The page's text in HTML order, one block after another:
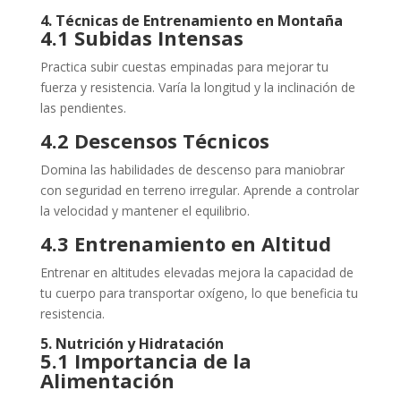
4. Técnicas de Entrenamiento en Montaña
4.1 Subidas Intensas
Practica subir cuestas empinadas para mejorar tu
fuerza y resistencia. Varía la longitud y la inclinación de
las pendientes.
4.2 Descensos Técnicos
Domina las habilidades de descenso para maniobrar
con seguridad en terreno irregular. Aprende a controlar
la velocidad y mantener el equilibrio.
4.3 Entrenamiento en Altitud
Entrenar en altitudes elevadas mejora la capacidad de
tu cuerpo para transportar oxígeno, lo que beneficia tu
resistencia.
5. Nutrición y Hidratación
5.1 Importancia de la
Alimentación